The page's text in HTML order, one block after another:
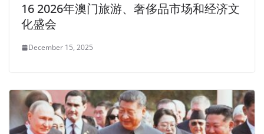
16 2026年澳门旅游、奢侈品市场和经济文
化盛会
December 15, 2025